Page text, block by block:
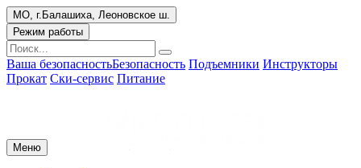
МО, г.Балашиха, Леоновское ш.
Режим работы
Ваша безопасностьБезопасность Подъемники Инструкторы
Прокат Ски-сервис Питание
Меню